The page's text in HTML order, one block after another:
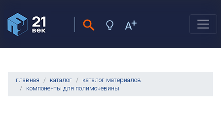
главная каталог
каталог материалов
компоненты для полимочевины